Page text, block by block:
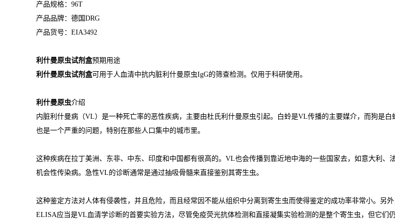
产品规格：96T
产品品牌：德国DRG
产品货号：EIA3492
利什曼原虫试剂盒预期用途
利什曼原虫试剂盒可用于人血清中抗内脏利什曼原虫IgG的筛查检测。仅用于科研使用。
利什曼原虫介绍
内脏利什曼病（VL）是一种死亡率的恶性疾病，主要由杜氏利什曼原虫引起。白蛉是VL传播的主要媒介，而狗是
也是一个严重的问题，特别在那些人口集中的城市里。
这种疾病在拉丁美洲、东非、中东、印度和中国都有很高的。VL也会传播到靠近地中海的一些国家去，如意大利
机会性传染病。急性VL的诊断通常是通过抽吸骨髓来直接鉴别其寄生虫。
这种鉴定方法对人体有侵袭性，并且危险，而且经常因不能从组织中分离到寄生虫而使得鉴定的成功率非常小。另
ELISA应当是VL血清学诊断的首要实验方法，尽管免疫荧光抗体检测和直接凝集实验检测的是整个寄生虫，但它们